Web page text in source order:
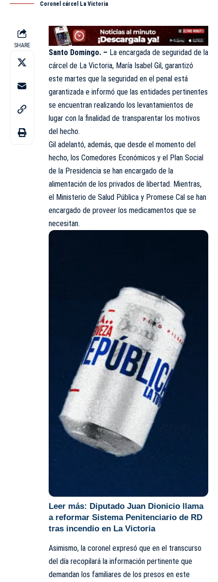
Coronel cárcel La Victoria
SHARE
Santo Domingo. – La encargada de seguridad de la
cárcel de La Victoria, María Isabel Gil, garantizó
este martes que la seguridad en el penal está
garantizada e informó que las entidades pertinentes
se encuentran realizando los levantamientos de
lugar con la finalidad de transparentar los motivos
del hecho.
Gil adelantó, además, que desde el momento del
hecho, los Comedores Económicos y el Plan Social
de la Presidencia se han encargado de la
alimentación de los privados de libertad. Mientras,
el Ministerio de Salud Pública y Promese Cal se han
encargado de proveer los medicamentos que se
necesitan.
Leer más: Diputado Juan Dionicio llama
a reformar Sistema Penitenciario de RD
tras incendio en La Victoria
Asimismo, la coronel expresó que en el transcurso
del día recopilará la información pertinente que
demandan los familiares de los presos en este